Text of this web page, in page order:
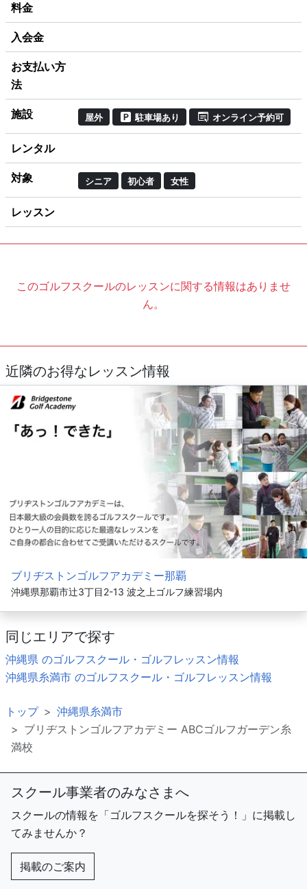
料金
入会金
お支払い方
法
施設 屋外 駐車場あり オンライン予約可
レンタル
対象 シニア 初心者 女性
レッスン
このゴルフスクールのレッスンに関する情報はありませ
ん。
近隣のお得なレッスン情報
ブリヂストンゴルフアカデミー那覇
沖縄県那覇市辻3丁目2-13 波之上ゴルフ練習場内
同じエリアで探す
沖縄県 のゴルフスクール・ゴルフレッスン情報
沖縄県糸満市 のゴルフスクール・ゴルフレッスン情報
トップ
沖縄県糸満市
ブリヂストンゴルフアカデミー ABCゴルフガーデン糸
満校
スクール事業者のみなさまへ
スクールの情報を「ゴルフスクールを探そう！」に掲載し
てみませんか？
掲載のご案内